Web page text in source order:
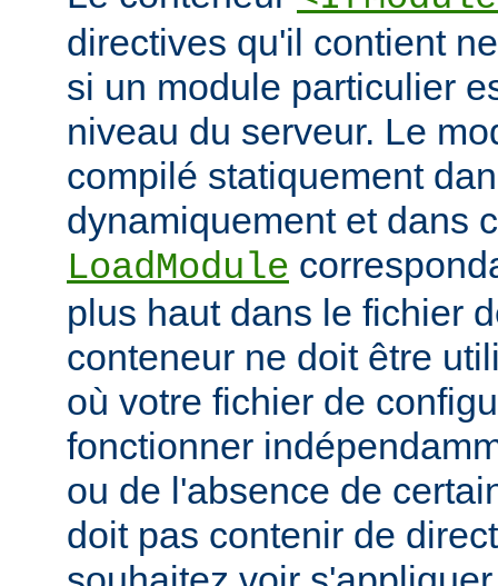
directives qu'il contient
si un module particulier
niveau du serveur. Le
compilé statiquement
dynamiquement et dans
LoadModule
plus haut dans le fichier
conteneur ne doit être
où votre fichier de
fonctionner
ou de l'absence de
doit pas contenir de